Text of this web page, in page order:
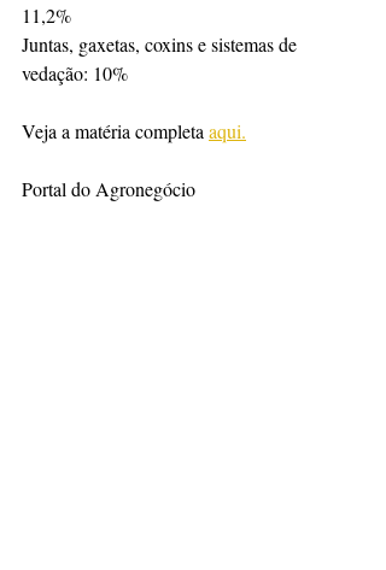
11,2%
Juntas, gaxetas, coxins e sistemas de
vedação: 10%
Veja a matéria completa aqui.
Portal do Agronegócio